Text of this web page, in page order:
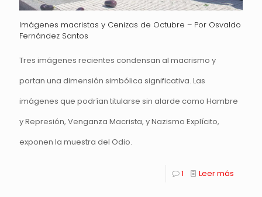
Imágenes macristas y Cenizas de Octubre – Por Osvaldo
Fernández Santos
Tres imágenes recientes condensan al macrismo y
portan una dimensión simbólica significativa. Las
imágenes que podrían titularse sin alarde como Hambre
y Represión, Venganza Macrista, y Nazismo Explícito,
exponen la muestra del Odio.
1 Leer más